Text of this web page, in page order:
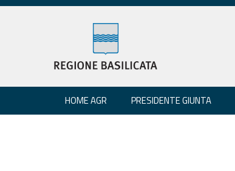
HOME AGR PRESIDENTE GIUNTA